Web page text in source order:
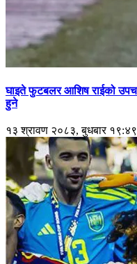
घाइते फुटबलर आशिष राईको
हुने
१३ श्रावण २०८३, बुधबार १९:४९